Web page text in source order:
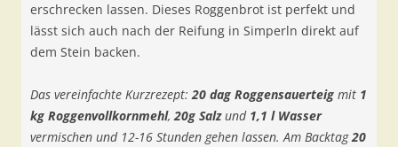
erschrecken lassen. Dieses Roggenbrot ist perfekt und
lässt sich auch nach der Reifung in Simperln direkt auf
dem Stein backen.
Das vereinfachte Kurzrezept:20 dag Roggensauerteig mit 1
kg Roggenvollkornmehl,20g Salzund 1,1 l Wasser
vermischen und 12-16 Stunden gehen lassen. Am Backtag20